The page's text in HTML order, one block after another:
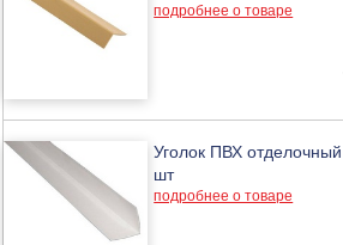
подробнее о товаре
Уголок ПВХ
шт
подробнее о товаре